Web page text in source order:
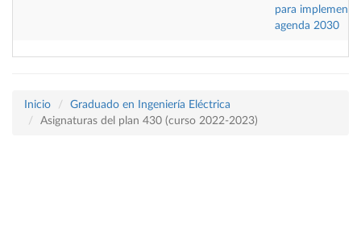
para
agenda 2030
Inicio
Graduado en Ingeniería Eléctrica
Asignaturas del plan 430 (curso 2022-2023)